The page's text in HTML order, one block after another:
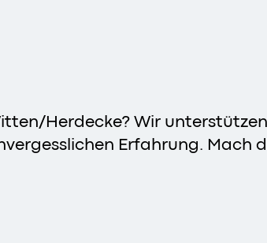
Herdecke? Wir
Erfahrung. Mach